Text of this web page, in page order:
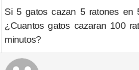
Si 5 gatos cazan 5 ratones en
¿Cuantos gatos cazaran 100
minutos?